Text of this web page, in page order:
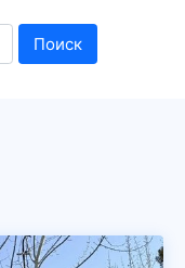
Поиск